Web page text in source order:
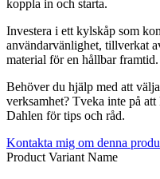
koppla in och starta.
Investera i ett kylskåp som
användarvänlighet, tillverkat
material för en hållbar framtid.
Behöver du hjälp med att
verksamhet? Tveka inte på
Dahlen för tips och råd.
Kontakta mig om denna
Product Variant Name